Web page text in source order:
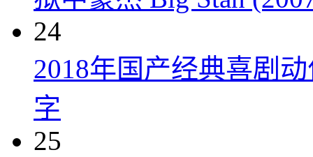
24
2018年国产经典喜剧
字
25